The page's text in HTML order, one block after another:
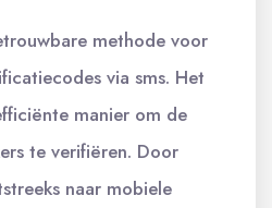
methode voor
via sms. Het
manier om de
te verifiëren. Door
naar mobiele